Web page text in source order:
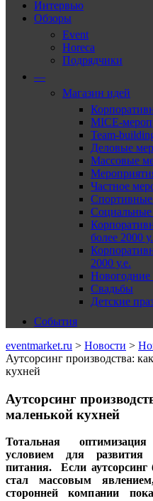
Интервью
Обзоры
Event
Horeca
Подрядчики
—
Магазин идей
MICE-
Team-
Деловые
Массовые
Частное
более 2000
2000 у.е.
Новогодние
Свадьбы
Детские
События
eventmarket.ru > Новости >
Аутсорсинг производства:
кухней
Аутсорсинг
маленькой кухней
Тотальная
условием для развития
питания. Если аутсорсинг
стал массовым
сторонней компании